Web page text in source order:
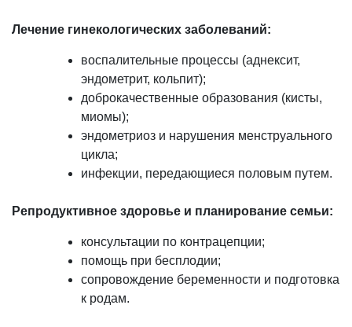
Лечение гинекологических заболеваний:
воспалительные процессы (аднексит,
эндометрит, кольпит);
доброкачественные образования (кисты,
миомы);
эндометриоз и нарушения менструального
цикла;
инфекции, передающиеся половым путем.
Репродуктивное здоровье и планирование семьи:
консультации по контрацепции;
помощь при бесплодии;
сопровождение беременности и подготовка
к родам.